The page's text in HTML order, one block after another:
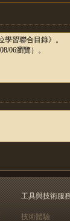
工具與技術服
技術體驗